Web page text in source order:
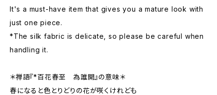
It's a must-have item that gives you a mature look with
just one piece.
*The silk fabric is delicate, so please be careful when
handling it.
＊禅語『*百花春至 為誰開』の意味＊
春になると色とりどりの花が咲くけれども